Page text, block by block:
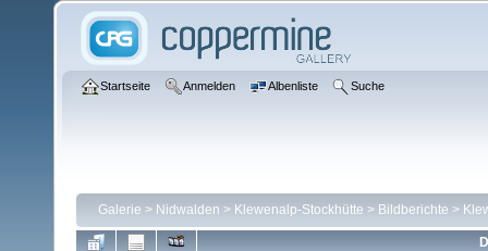
Startseite Anmelden Albenliste Suche
Galerie > Nidwalden > Klewenalp-Stockhütte > Bildberichte >